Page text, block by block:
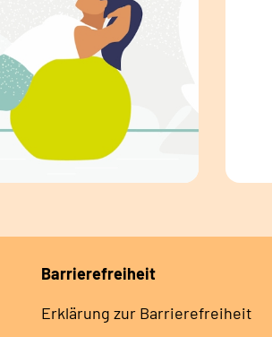
Barrierefreiheit
Erklärung zur Barrierefreiheit